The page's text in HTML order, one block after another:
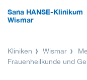
Sana HANSE-Klinikum
Wismar
Kliniken Wismar
Frauenheilkunde und